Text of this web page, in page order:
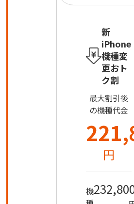
新
iPhone
機種変
更おト
ク割
最大割引後
の機種代金
円
機